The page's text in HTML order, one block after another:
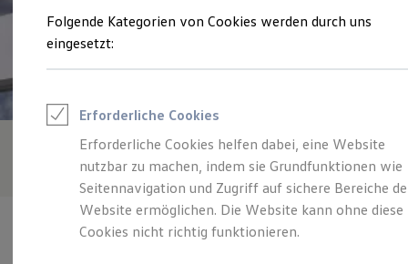
Gewerbliche Personenbeförderung
Service & mobile Werkstätten
Kühlfahrzeuge
ONE Business ID Vorteile
Fahrzeugsuche & Marktplatz
Fahrzeugsuche
Fahrzeuge online kaufen
Digitaler Marktplatz
Kauf & Finanzierung
Online-Fahrzeugbewertung
Aktionen & Angebote
Folgende Kategorien von Cookies werden durch uns
eingesetzt:
Erforderliche Cookies
Erforderliche Cookies helfen dabei, eine Website
nutzbar zu machen, indem sie Grundfunktionen wie
Seitennavigation und Zugriff auf sichere Bereiche
Website ermöglichen. Die Website kann ohne diese
Cookies nicht richtig funktionieren.